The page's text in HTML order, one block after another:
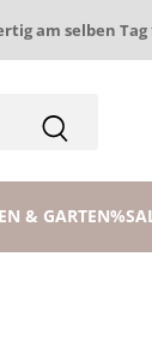
am selben Tag
& GARTEN